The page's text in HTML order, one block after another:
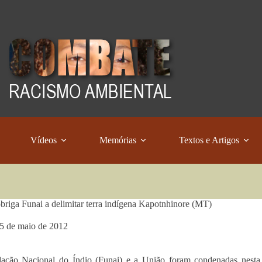
Vídeos Memórias Textos e Artigos
Funai a delimitar terra indígena Kapotnhinore (MT)
de maio de 2012
Nacional do Índio (Funai) e a União foram condenadas